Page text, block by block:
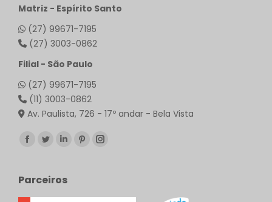
Matriz - Espírito Santo
(27) 99671-7195
(27) 3003-0862
Filial - São Paulo
(27) 99671-7195
(11) 3003-0862
Av. Paulista, 726 - 17º andar - Bela Vista
Encontre-nos em:
Facebook
opens
Twitter
opens
Linkedin
opens
PinterestInstagram
Parceiros